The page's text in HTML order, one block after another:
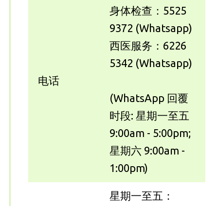
电话
身体检查：5525
9372 (Whatsapp)
西医服务：6226
5342 (Whatsapp)
(WhatsApp 回覆
时段: 星期一至五
9:00am - 5:00pm;
星期六 9:00am -
1:00pm)
星期一至五：